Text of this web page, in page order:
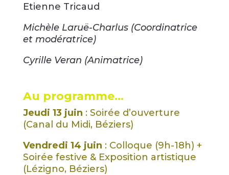
Etienne Tricaud
Michèle Laruë-Charlus (Coordinatrice
et modératrice)
Cyrille Veran (Animatrice)
Au programme…
Jeudi 13 juin : Soirée d’ouverture
(Canal du Midi, Béziers)
Vendredi 14 juin : Colloque (9h-18h) +
Soirée festive & Exposition artistique
(Lézigno, Béziers)